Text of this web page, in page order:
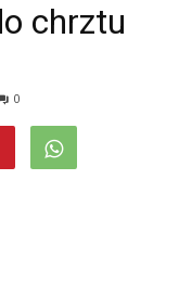
chrztu
0